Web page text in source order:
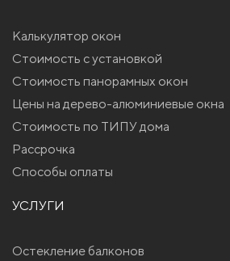
Калькулятор окон
Стоимость с установкой
Стоимость панорамных окон
Цены на дерево-алюминиевые окна
Стоимость по ТИПУ дома
Рассрочка
Способы оплаты
УСЛУГИ
Остекление балконов